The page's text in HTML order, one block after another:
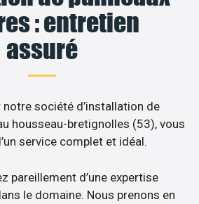
: entretien
assuré
notre société d’installation de
housseau-bretignolles (53), vous
service complet et idéal.
pareillement d’une expertise
le domaine. Nous prenons en